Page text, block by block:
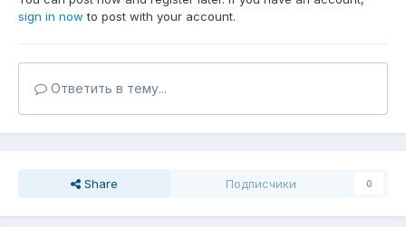
sign in now to post with your account.
Ответить в тему...
Share Подписчики 0